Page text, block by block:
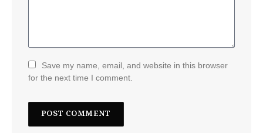
Save my name, email, and website in this browser
for the next time I comment.